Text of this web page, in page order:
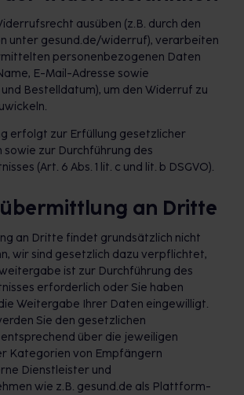
ausüben (z.B. durch den
unter gesund.de/widerruf), verarbeiten
personenbezogenen Daten
E-Mail-Adresse sowie
Bestelldatum), um den Widerruf zu
erfolgt zur Erfüllung gesetzlicher
zur Durchführung des
(Art. 6 Abs. 1 lit. c und lit. b DSGVO).
an Dritte
an Dritte findet grundsätzlich nicht
wir sind gesetzlich dazu verpflichtet,
ist zur Durchführung des
erforderlich oder Sie haben
Weitergabe Ihrer Daten eingewilligt.
Sie den gesetzlichen
über die jeweiligen
Kategorien von Empfängern
Dienstleister und
wie z.B. gesund.de als Plattform-